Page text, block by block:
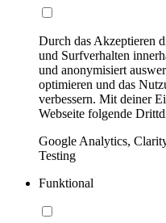
Durch das Akzeptieren
und Surfverhalten
und anonymisiert
optimieren und das
verbessern. Mit deiner
Webseite folgende
Google Analytics,
Testing
Funktional